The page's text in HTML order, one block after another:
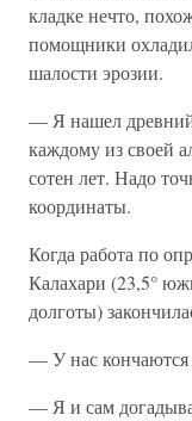
кладке нечто,
помощники
шалости эрозии.
— Я нашел
каждому из своей
сотен лет. Надо
координаты.
Когда работа по
Калахари (23,5°
долготы)
— У нас кончаются
— Я и сам